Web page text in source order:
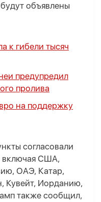
объявлены
к гибели тысяч
предупредил
пролива
на поддержку
согласовали
включая США,
ОАЭ, Катар,
Кувейт, Иорданию,
также сообщил,